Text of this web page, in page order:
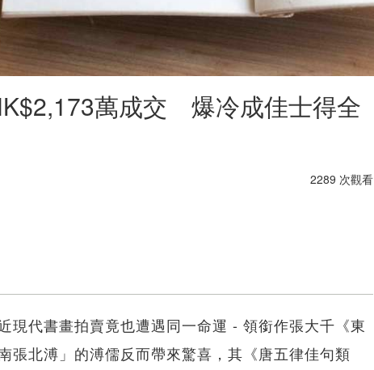
萬成交 爆冷成佳士得全
2289 次觀看
現代書畫拍賣竟也遭遇同一命運 - 領銜作張大千《東
張北溥」的溥儒反而帶來驚喜，其《唐五律佳句類